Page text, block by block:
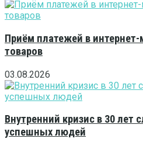
Приём платежей в
товаров
03.08.2026
Внутренний кризис в 30 лет
успешных людей